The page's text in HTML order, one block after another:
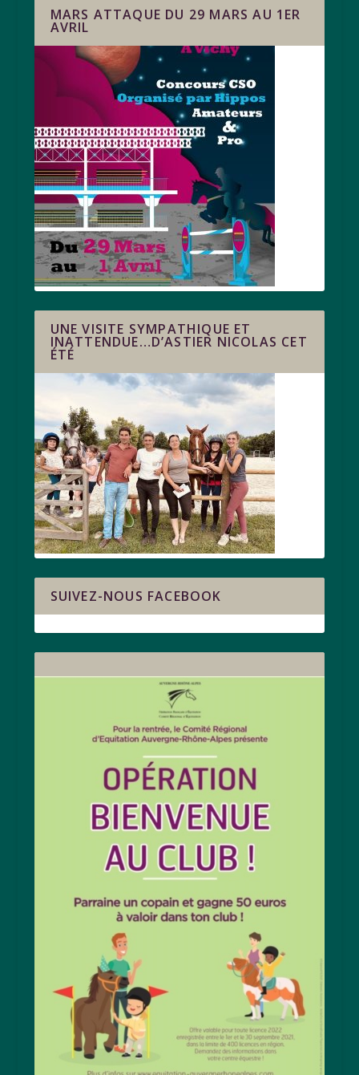
MARS ATTAQUE DU 29 MARS AU 1ER
AVRIL
UNE VISITE SYMPATHIQUE ET
INATTENDUE…D’ASTIER NICOLAS CET
ÉTÉ
SUIVEZ-NOUS FACEBOOK